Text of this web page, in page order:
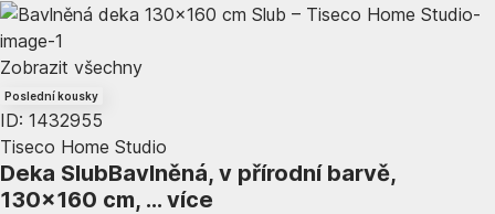
Zobrazit všechny
Poslední kousky
ID: 1432955
Tiseco Home Studio
Deka SlubBavlněná, v přírodní barvě,
130x160 cm, … více